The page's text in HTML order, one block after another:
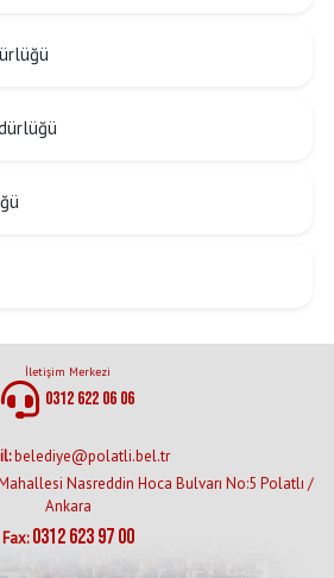
İletişim Merkezi
0312 622 06 06
belediye@polatli.bel.tr
Nasreddin Hoca Bulvarı No:5 Polatlı /
Ankara
Fax:0312 623 97 00